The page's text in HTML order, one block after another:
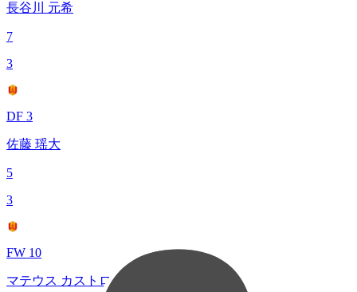
長谷川 元希
7
3
DF 3
佐藤 瑶大
5
3
FW 10
マテウス カストロ